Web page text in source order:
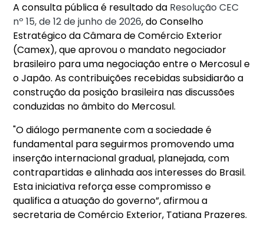
A consulta pública é resultado da Resolução CEC
nº 15, de 12 de junho de 2026, do Conselho
Estratégico da Câmara de Comércio Exterior
(Camex), que aprovou o mandato negociador
brasileiro para uma negociação entre o Mercosul e
o Japão. As contribuições recebidas subsidiarão a
construção da posição brasileira nas discussões
conduzidas no âmbito do Mercosul.
"O diálogo permanente com a sociedade é
fundamental para seguirmos promovendo uma
inserção internacional gradual, planejada, com
contrapartidas e alinhada aos interesses do Brasil.
Esta iniciativa reforça esse compromisso e
qualifica a atuação do governo”, afirmou a
secretaria de Comércio Exterior, Tatiana Prazeres.